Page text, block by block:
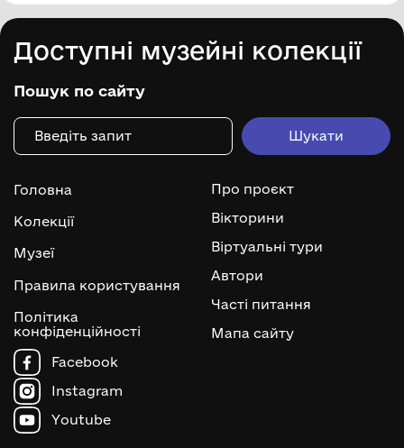
Доступні музейні колекції
Пошук по сайту
Головна
Колекції
Музеї
Правила користування
Політика
конфіденційності
Про проєкт
Вікторини
Віртуальні тури
Автори
Часті питання
Мапа сайту
Facebook
Instagram
Youtube